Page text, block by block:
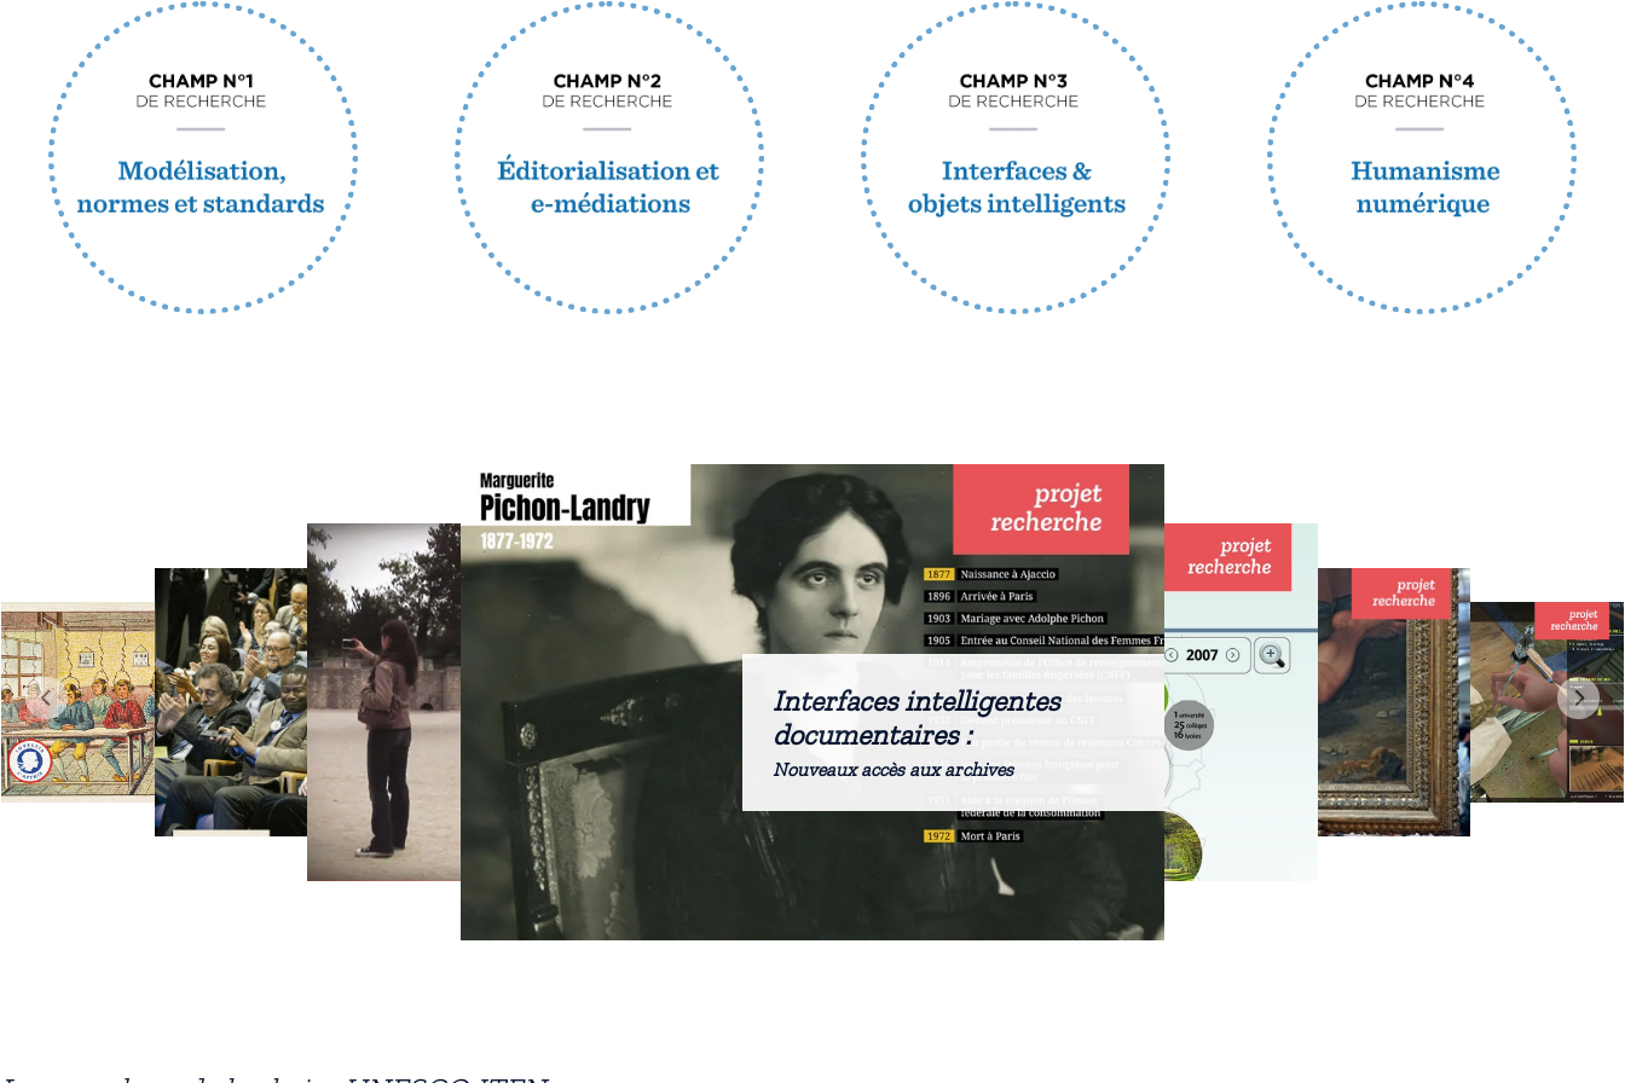
Interfaces intelligentes
documentaires :
Nouveaux accès aux archives